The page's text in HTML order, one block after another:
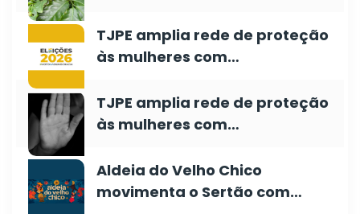
TJPE amplia rede de proteção
às mulheres com…
TJPE amplia rede de proteção
às mulheres com…
Aldeia do Velho Chico
movimenta o Sertão com…